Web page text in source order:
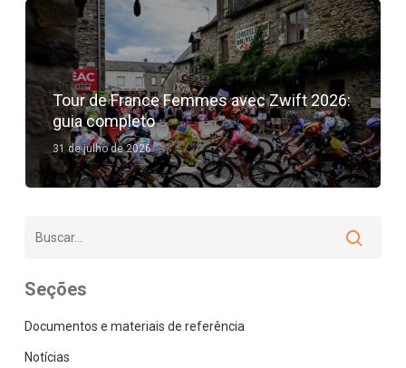
Tour de France Femmes avec Zwift 2026:
guia completo
31 de julho de 2026
Seções
Documentos e materiais de referência
Notícias